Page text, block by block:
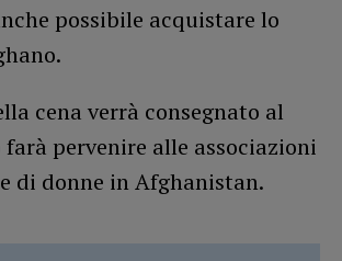
possibile acquistare lo
cena verrà consegnato al
farà pervenire alle associazioni
di donne in Afghanistan.